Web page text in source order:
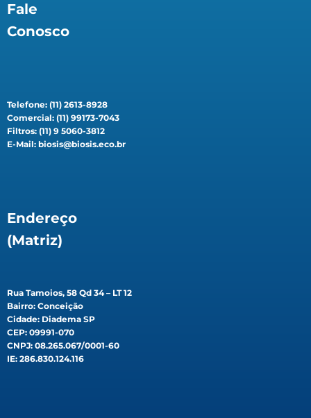
Fale
Conosco
Telefone: (11) 2613-8928
Comercial: (11) 99173-7043
Filtros: (11) 9 5060-3812
E-Mail: biosis@biosis.eco.br
Endereço
(Matriz)
Rua Tamoios, 58 Qd 34 – LT 12
Bairro: Conceição
Cidade: Diadema SP
CEP: 09991-070
CNPJ: 08.265.067/0001-60
IE: 286.830.124.116